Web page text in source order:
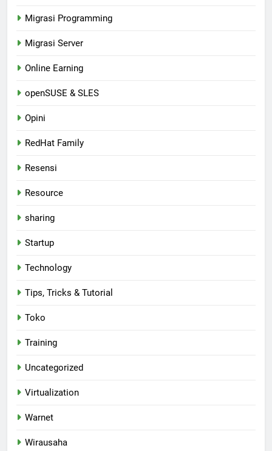
Migrasi Programming
Migrasi Server
Online Earning
openSUSE & SLES
Opini
RedHat Family
Resensi
Resource
sharing
Startup
Technology
Tips, Tricks & Tutorial
Toko
Training
Uncategorized
Virtualization
Warnet
Wirausaha